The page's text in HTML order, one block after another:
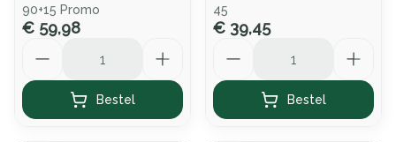
90+15 Promo
€ 59,98
Bestel
45
€ 39,45
Bestel